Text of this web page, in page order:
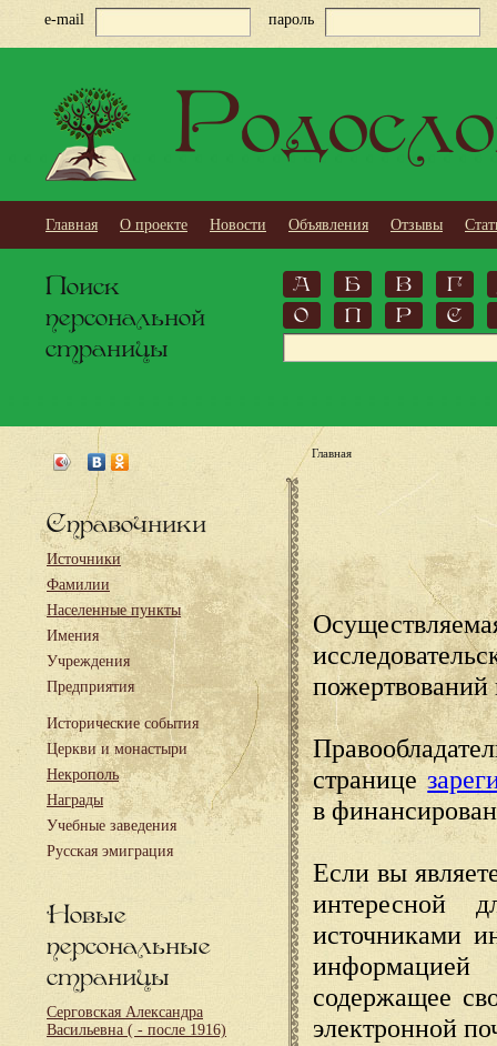
e-mail пароль
Главная О проекте Новости Объявления Отзывы
Поиск
персональной
страницы
А Б В
Г
О
П Р С
Справочники
Источники
Фамилии
Населенные пункты
Имения
Учреждения
Предприятия
Исторические события
Церкви и монастыри
Некрополь
Награды
Учебные заведения
Русская эмиграция
Новые
персональные
страницы
Серговская Александра
Васильевна ( - после 1916)
Главная
пожертвований
странице
в
Если вы
интересной
источниками
содержащее
электронной